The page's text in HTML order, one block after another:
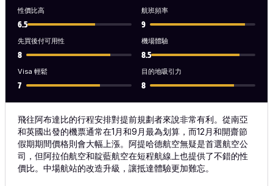
性價比高
6.5
航班頻率
9
先買後付可用性
8
機場體驗
8.5
Visa 輕鬆
7
目的地吸引力
8
飛往阿布達比的行程安排對提前規劃者來說非常有利。從南亞
和英國出發的機票通常在1月和9月最為划算，而12月和開齋節
假期期間價格則會大幅上漲。阿提哈德航空無疑是首選航空公
司，但阿拉伯航空和靛藍航空在短程航線上也提供了不錯的性
價比。中場航站的改造升級，讓抵達體驗更加難忘。